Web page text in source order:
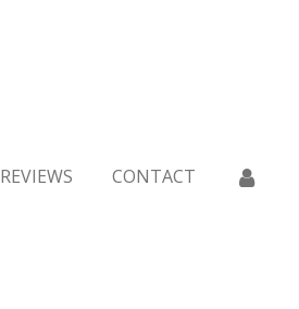
REVIEWS CONTACT